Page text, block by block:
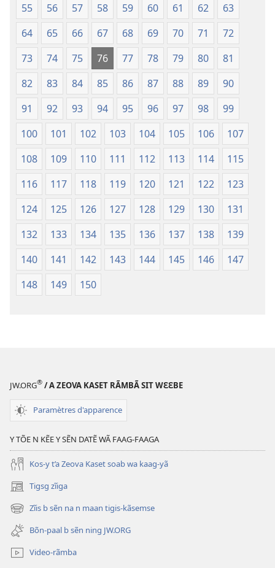
55
56 57 58 59 60 61 62
63
64
65 66 67 68 69 70 71
72
73
74 75 76 77 78 79 80
81
82
83 84 85 86 87 88 89
90
91
92 93 94 95 96 97 98
99
100
101 102 103 104 105 106
107
108
109 110 111 112 113 114
115
116
117 118 119 120 121 122
123
124
125 126 127 128 129 130
131
132
133 134 135 136 137 138
139
140
141 142 143 144 145 146
147
148
149 150
JW.ORG® / A ZEOVA KASET RÃMBÃ SIT WƐƐBE
Paramètres d'apparence
Y TÕE N KẼE Y SẼN DATẼ WÃ FAAG-FAAGA
Kos-y t’a Zeova Kaset soab wa kaag-yã
Tigsg zĩiga
(ouvre
une
nouvelle
fenêtre)
Zĩis b sẽn na n maan tigis-kãsemse
(ouvre
une
nouvelle
fenêtre)
Bõn-paal b sẽn ning JW.ORG
Video-rãmba